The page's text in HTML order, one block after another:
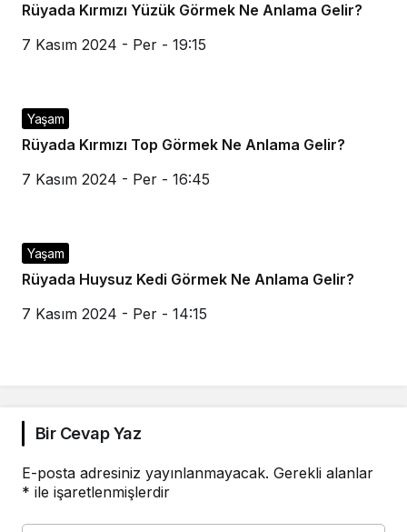
Rüyada Kırmızı Yüzük Görmek Ne Anlama Gelir?
7 Kasım 2024 - Per - 19:15
Yaşam
Rüyada Kırmızı Top Görmek Ne Anlama Gelir?
7 Kasım 2024 - Per - 16:45
Yaşam
Rüyada Huysuz Kedi Görmek Ne Anlama Gelir?
7 Kasım 2024 - Per - 14:15
Bir Cevap Yaz
E-posta adresiniz yayınlanmayacak. Gerekli alanlar
* ile işaretlenmişlerdir